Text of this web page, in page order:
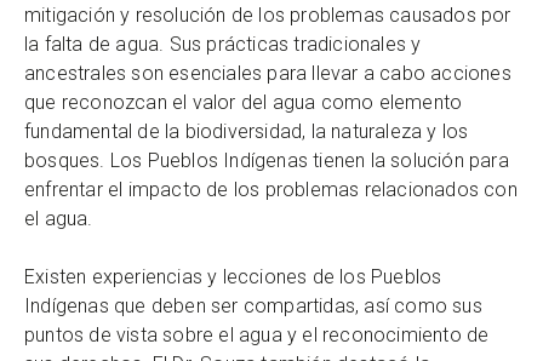
mitigación y resolución de los problemas causados por
la falta de agua. Sus prácticas tradicionales y
ancestrales son esenciales para llevar a cabo acciones
que reconozcan el valor del agua como elemento
fundamental de la biodiversidad, la naturaleza y los
bosques. Los Pueblos Indígenas tienen la solución para
enfrentar el impacto de los problemas relacionados con
el agua.
Existen experiencias y lecciones de los Pueblos
Indígenas que deben ser compartidas, así como sus
puntos de vista sobre el agua y el reconocimiento de